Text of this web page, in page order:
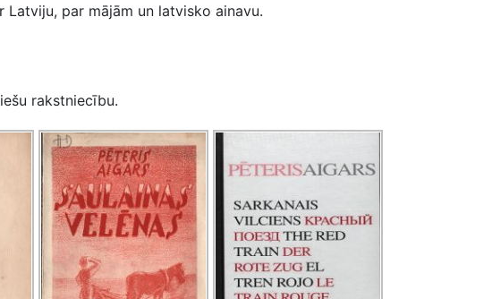
par mājām un latvisko ainavu.
rakstniecību.